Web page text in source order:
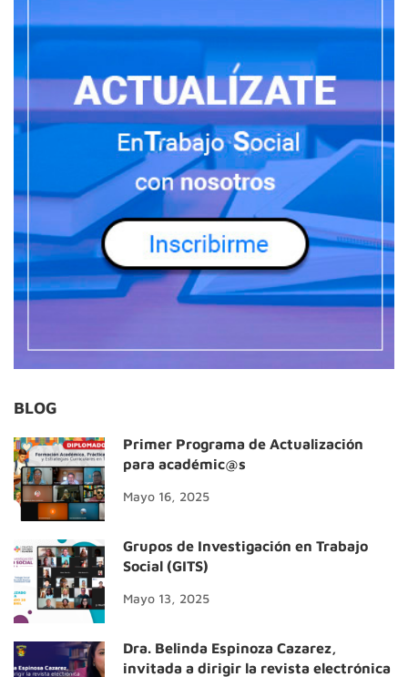
BLOG
Primer Programa de Actualización
para académic@s
Mayo 16, 2025
Grupos de Investigación en Trabajo
Social (GITS)
Mayo 13, 2025
Dra. Belinda Espinoza Cazarez,
invitada a dirigir la revista electrónica